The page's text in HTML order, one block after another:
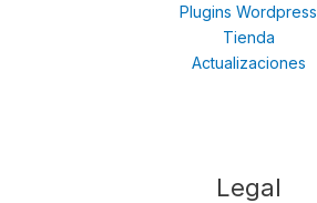
Plugins Wordpress
Tienda
Actualizaciones
Legal